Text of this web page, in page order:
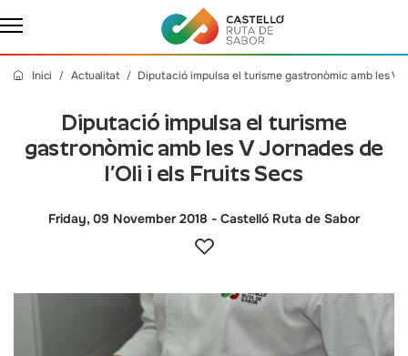
Inici Actualitat Diputació impulsa el turisme gastronòmic amb les V
Diputació impulsa el turisme
gastronòmic amb les V Jornades de
l’Oli i els Fruits Secs
Friday, 09 November 2018 - Castelló Ruta de Sabor